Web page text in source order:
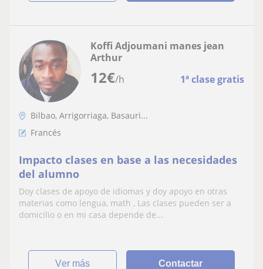
12€/h 1ª clase gratis
Koffi Adjoumani manes jean
Arthur
Bilbao, Arrigorriaga, Basauri...
Francés
Impacto clases en base a las necesidades
del alumno
Doy clases de apoyo de idiomas y doy apoyo en otras
materias como lengua, math , Las clases pueden ser a
domicilio o en mi casa depende de...
ver más Contactar